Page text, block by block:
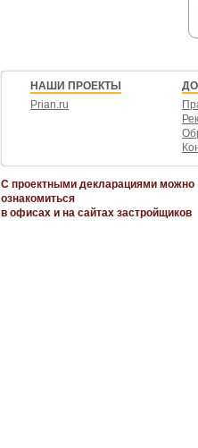
НАШИ ПРОЕКТЫ
Prian.ru
С проектными декларациями можно
ознакомиться
в офисах и на сайтах застройщиков